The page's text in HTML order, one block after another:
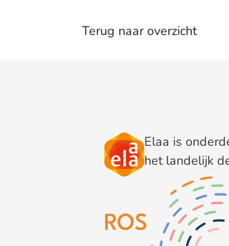
Terug naar overzicht
Elaa is
het landelijk